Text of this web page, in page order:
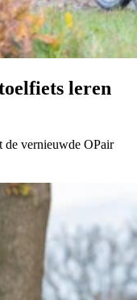
leren
de vernieuwde OPair